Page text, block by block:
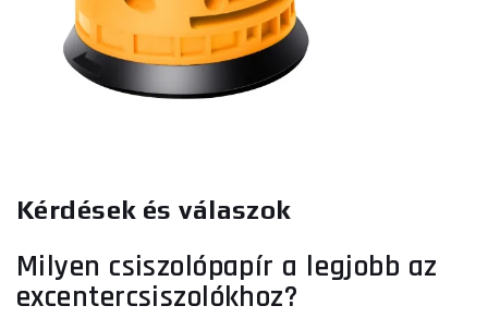
Kérdések és válaszok
Milyen csiszolópapír a legjobb az
excentercsiszolókhoz?